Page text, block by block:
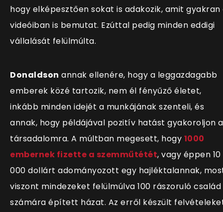
hogy elképesztően sokat is adakozik, amit gyakran
videóiban is bemutat. Ezúttal pedig minden eddigi
vállalását felülmúlta.
Donaldson annak ellenére, hogy a leggazdagabb
emberek közé tartozik, nem él fényűző életet,
inkább minden idejét a munkájának szenteli, és
annak, hogy példájával pozitív hatást gyakoroljon a
társadalomra. A múltban megesett, hogy 1000
embernek fizette a szemműtétét, vagy éppen 10
000 dollárt adományozott egy hajléktalannak,
viszont mindezeket felülmúlva 100 rászoruló család
számára épített házat. Az erről készült